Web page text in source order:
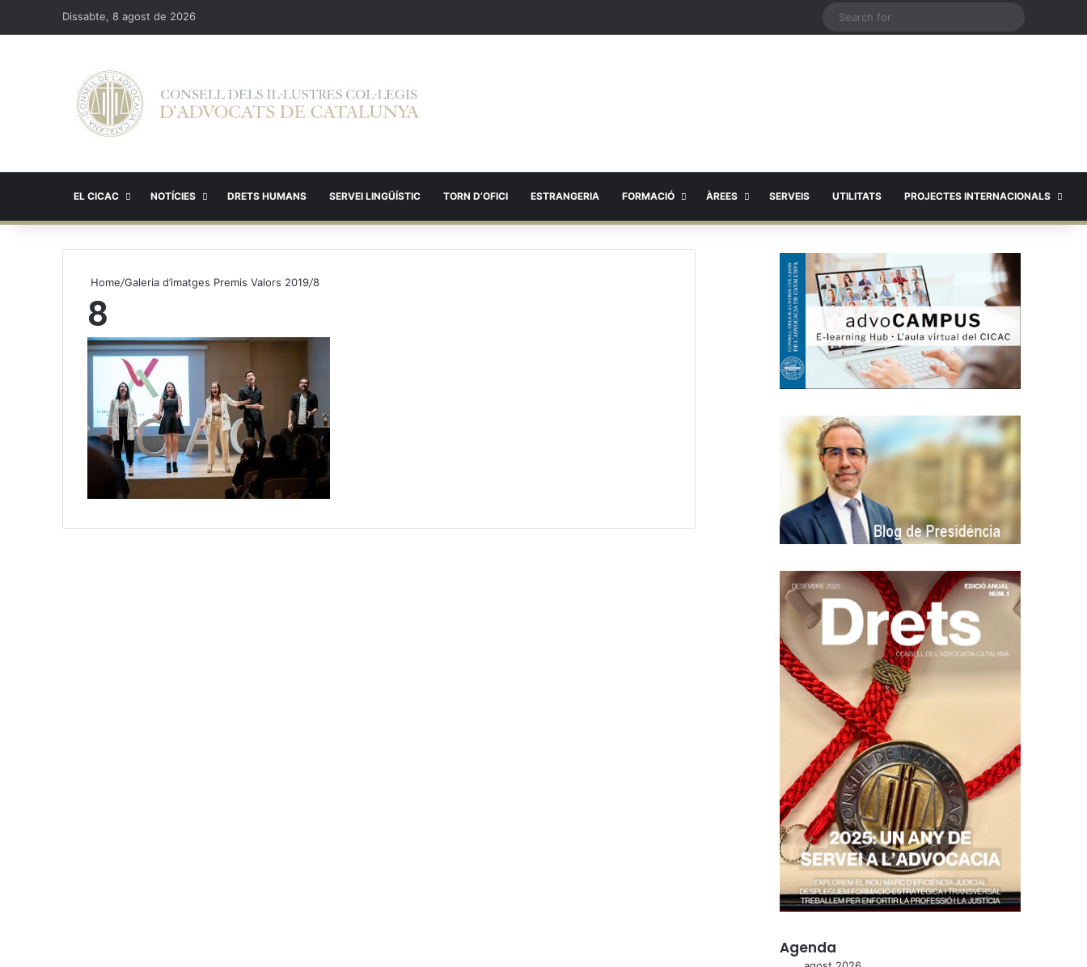
Dissabte, 8 agost de 2026
EL CICAC NOTÍCIES DRETS HUMANS SERVEI LINGÜÍSTIC TORN D’OFICI ESTRANGERIA FORMACIÓ ÀREES SERVEIS UTILITATS PROJECTES INTERNACIONALS
Home/Galeria d’imatges Premis Valors 2019/8
8
Agenda